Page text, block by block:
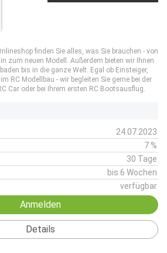
finden Sie alles, was Sie brauchen - von
zum neuen Modell. Außerdem bieten wir Ihnen
bis in die ganze Welt. Egal ob Einsteiger,
RC Modellbau - wir begleiten Sie gerne bei der
Car oder bei Ihrem ersten RC Bootsausflug.
24.07.2023
7 %
30 Tage
bis 6 Wochen
verfügbar
Anmelden
Details